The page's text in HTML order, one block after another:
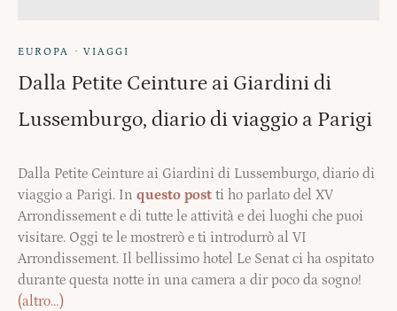
EUROPA · VIAGGI
Dalla Petite Ceinture ai Giardini di
Lussemburgo, diario di viaggio a Parigi
Dalla Petite Ceinture ai Giardini di Lussemburgo, diario di
viaggio a Parigi. In questo post ti ho parlato del XV
Arrondissement e di tutte le attività e dei luoghi che puoi
visitare. Oggi te le mostrerò e ti introdurrò al VI
Arrondissement. Il bellissimo hotel Le Senat ci ha ospitato
durante questa notte in una camera a dir poco da sogno!
(altro…)